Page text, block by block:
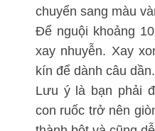
chuyển sang màu
Để nguội khoảng
xay nhuyễn. Xay
kín để dành câu dần.
Lưu ý là bạn phải
con ruốc trở nên